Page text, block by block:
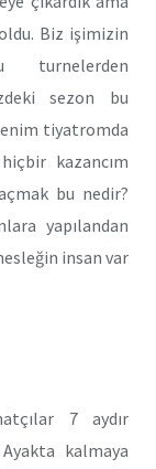
Biz işimizin
turnelerden
sezon bu
tiyatromda
kazancım
bu nedir?
yapılandan
insan var
7 aydır
kalmaya